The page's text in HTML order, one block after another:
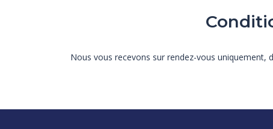
Nous vous recevons sur rendez-vous uniquement,